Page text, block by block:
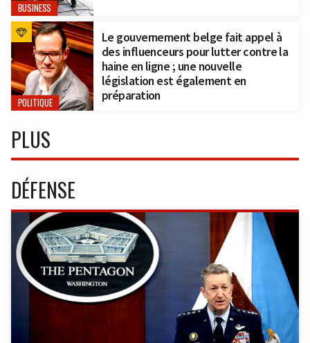
BUSINESS
POLITIQUE
Le gouvernement belge fait appel à
des influenceurs pour lutter contre la
haine en ligne ; une nouvelle
législation est également en
préparation
PLUS
DÉFENSE